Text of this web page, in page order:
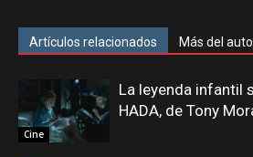
Artículos relacionados Más del
Cine
La leyenda infantil
HADA, de Tony